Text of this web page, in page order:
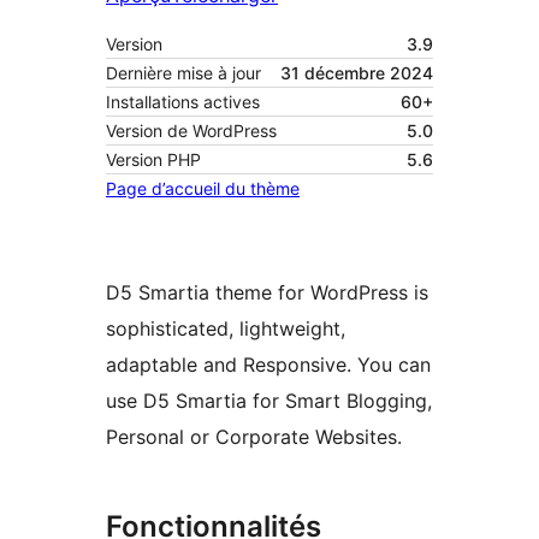
Version
3.9
Dernière mise à jour
31 décembre 2024
Installations actives
60+
Version de WordPress
5.0
Version PHP
5.6
Page d’accueil du thème
D5 Smartia theme for WordPress is
sophisticated, lightweight,
adaptable and Responsive. You can
use D5 Smartia for Smart Blogging,
Personal or Corporate Websites.
Fonctionnalités